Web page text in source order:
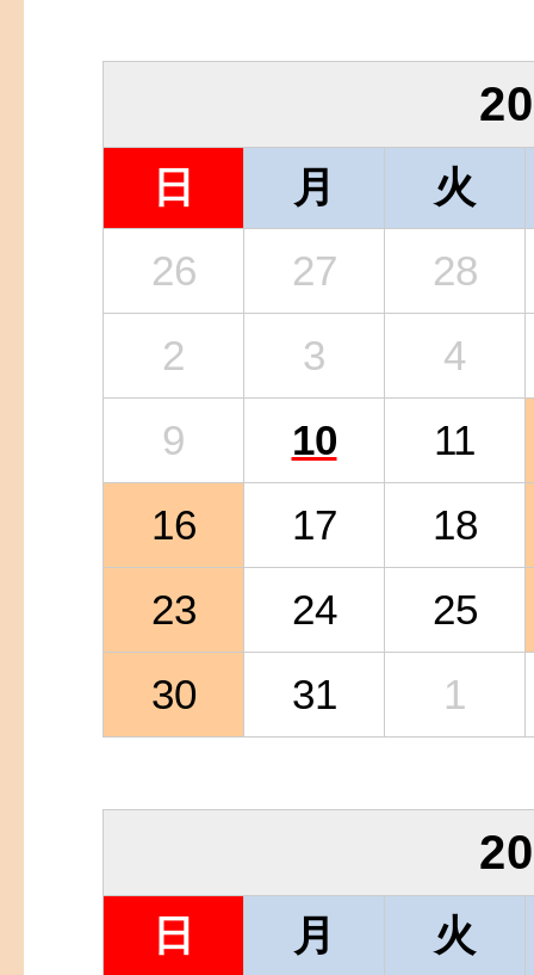
日 月
火
26
27
28
2
3
4
9
10
11
16
17
18
23
24
25
30
31 1
日 月 火